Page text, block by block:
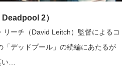
2）
ーチ（David Leitch）監督によるコ
「デッドプール」の続編にあたるが
い…